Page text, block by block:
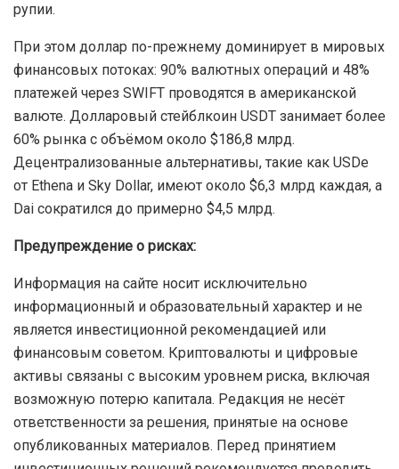
рупии.
При этом доллар по-прежнему доминирует в мировых
финансовых потоках: 90% валютных операций и 48%
платежей через SWIFT проводятся в американской
валюте. Долларовый стейблкоин USDT занимает более
60% рынка с объёмом около $186,8 млрд.
Децентрализованные альтернативы, такие как USDe
от Ethena и Sky Dollar, имеют около $6,3 млрд каждая, а
Dai сократился до примерно $4,5 млрд.
Предупреждение о рисках:
Информация на сайте носит исключительно
информационный и образовательный характер и не
является инвестиционной рекомендацией или
финансовым советом. Криптовалюты и цифровые
активы связаны с высоким уровнем риска, включая
возможную потерю капитала. Редакция не несёт
ответственности за решения, принятые на основе
опубликованных материалов. Перед принятием